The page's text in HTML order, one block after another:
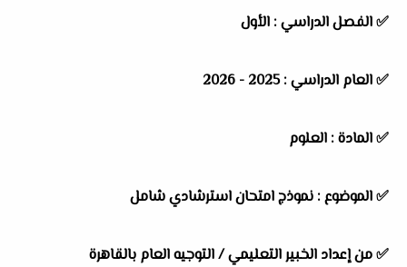
✅الفصل الدراسي : الأول
✅العام الدراسي :2025 - 2026
✅المادة : العلوم
✅الموضوع : نموذج امتحان استرشادي شامل
✅من إعداد الخبير التعليمي / التوجيه العام بالقاهرة